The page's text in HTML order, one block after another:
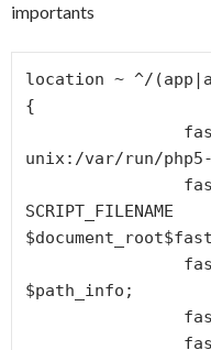
importants
location ~ ^/
{
unix:/var/run/
SCRIPT_FILENAME
$path_info;